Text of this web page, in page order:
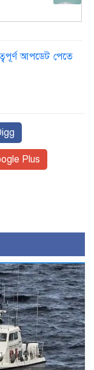
আপডেট পেতে
Plus